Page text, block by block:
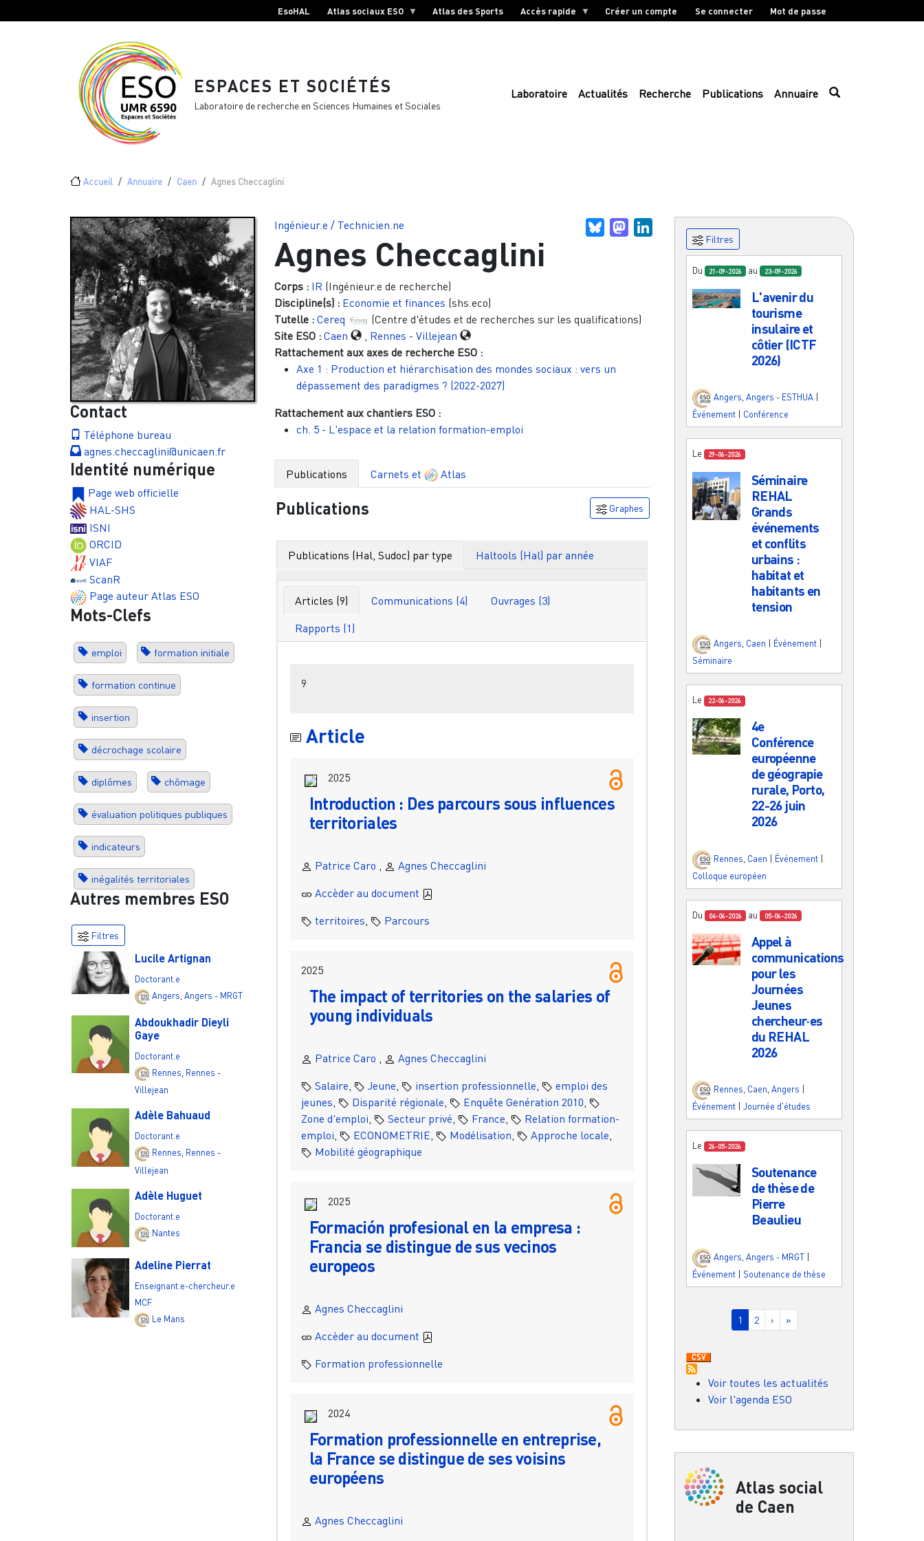
EsoHAL Atlas sociaux ESO Atlas des Sports Accès rapide Créer un compte Se connecter Mot de passe
ESPACES ET SOCIÉTÉS
Laboratoire de recherche en Sciences Humaines et Sociales
Laboratoire Actualités Recherche Publications Annuaire
Fil d'Ariane
Accueil Annuaire Caen Agnes Checcaglini
Contact
Téléphone bureau
agnes.checcaglini@unicaen.fr
Identité numérique
Page web officielle
HAL-SHS
ISNI
ORCID
VIAF
ScanR
Page auteur Atlas ESO
Mots-Clefs
emploi formation initiale
formation continue
insertion
décrochage scolaire
diplômes chômage
évaluation politiques publiques
indicateurs
inégalités territoriales
Autres membres ESO
Filtres
Lucile Artignan
Doctorant.e
Angers ,Angers - MRGT
Abdoukhadir Dieyli
Gaye
Doctorant.e
Rennes Rennes -
Villejean
Adèle Bahuaud
Doctorant.e
Rennes, Rennes -
Villejean
Adèle Huguet
Doctorant.e
Nantes
Adeline Pierrat
Enseignant.e-chercheur.e
MCF
Le Mans
BlueskyMastodonLinkedIn
Ingénieur.e / Technicien.ne
Agnes Checcaglini
Corps : IR (Ingénieur.e de recherche)
Discipline(s) : Economie et finances (shs.eco)
Tutelle : Cereq
(Centre d'études et de recherches sur les qualifications)
Site ESO : Caen , Rennes - Villejean
Rattachement aux axes de recherche ESO :
Axe 1 : Production et hiérarchisation des mondes sociaux : vers un
dépassement des paradigmes ? (2022-2027)
Rattachement aux chantiers ESO :
ch. 5 - L'espace et la relation formation-emploi
Publications Carnets et Atlas
Publications Graphes
Publications (Hal, Sudoc) par type Haltools (Hal) par année
Articles (9) Communications (4)
Ouvrages (3)
Rapports (1)
9
Article
2025
Introduction : Des parcours sous influences
territoriales
Patrice Caro
Agnes Checcaglini
Accèder au document
territoires
Parcours
2025
The impact of territories on the salaries of
young individuals
Patrice Caro
Agnes Checcaglini
Salaire
Jeune insertion professionnelle
emploi des
jeunes
Disparité régionale Enquête Genération 2010
Zone d'emploi
Secteur privé France
Relation formation-
emploi
ECONOMETRIE Modélisation Approche locale
Mobilité géographique
2025
Formación profesional en la empresa :
Francia se distingue de sus vecinos
europeos
Agnes Checcaglini
Accèder au document
Formation professionnelle
2024
Formation professionnelle en entreprise,
la France se distingue de ses voisins
européens
Agnes Checcaglini
Filtres
Du 21-09-2026 au 23-09-2026
L'avenir du
tourisme
insulaire et
côtier (ICTF
2026)
Angers Angers - ESTHUA
Événement
Conférence
Le 29-06-2026
Séminaire
REHAL
Grands
événements
et conflits
urbains :
habitat et
habitants en
tension
Angers, Caen Événement
Séminaire
Le 22-06-2026
4e
Conférence
européenne
de géograpie
rurale, Porto,
22-26 juin
2026
Rennes Caen Événement
Colloque européen
Du 04-06-2026 au 05-06-2026
Appel à
communications
pour les
Journées
Jeunes
chercheur·es
du REHAL
2026
Rennes, Caen, Angers
Événement
Journée d'études
Le 26-05-2026
Soutenance
de thèse de
Pierre
Beaulieu
Angers Angers - MRGT
Événement | Soutenance de thèse
Pagination
Page courante
1 Page
2 Page suivante
› Dernière page
»
Voir toutes les actualités
Voir l'agenda ESO
Atlas social
de Caen